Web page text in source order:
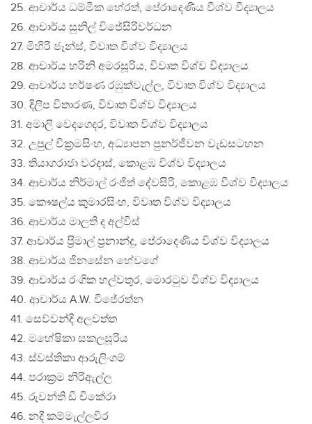
25. ආචාර්ය ධම්මික හේරත්, පේරාදෙණිය විශ්ව විද්‍යාලය
26. ආචාර්ය සුනිල් විජේසිරිවර්ධන
27. මිහිරි ජෑන්ස්, විවෘත විශ්ව විද්‍යාලය
28. ආචාර්ය හරිනි අමරසූරිය, විවෘත විශ්ව විද්‍යාලය
29. ආචාර්ය හර්ෂණ රඹුක්වැල්ල, විවෘත විශ්ව විද්‍යාලය
30. දිලීප විතාරණ, විවෘත විශ්ව විද්‍යාලය
31. අමාලි වෙදගෙදර, විවෘත විශ්ව විද්‍යාලය
32. උපුල් වික‍්‍රමසිංහ, අධ්‍යාපන පුනර්ජීවන වැඩසටහන
33. තියාගරාජා වරදාස්, කොළඹ විශ්ව විද්‍යාලය
34. ආචාර්ය නිර්මාල් රංජිත් දේවසිරි, කොළඹ විශ්ව විද්‍යාලය
35. කෞෂල්ය කුමාරසිංහ, විවෘත විශ්ව විද්‍යාලය
36. ආචාර්ය මාලති ද අල්විස්
37. ආචාර්ය ප‍්‍රිමාල් ප‍්‍රනාන්දු, පේරාදෙණිය විශ්ව විද්‍යාලය
38. ආචාර්ය ජිනසේන හේවගේ
39. ආචාර්ය රංගික හල්වතුර, මොරටුව විශ්ව විද්‍යාලය
40. ආචාර්ය A.W. විජේරත්න
41. සෙව්වන්දි අලවත්ත
42. මහේෂිකා සකලසූරිය
43. ස්වස්තිකා ආරුලිංගම්
44. පරාක‍්‍රම නිරිඇල්ල
45. රුවන්ති ඩි චිකේරා
46. නදී කම්මැල්ලවීර